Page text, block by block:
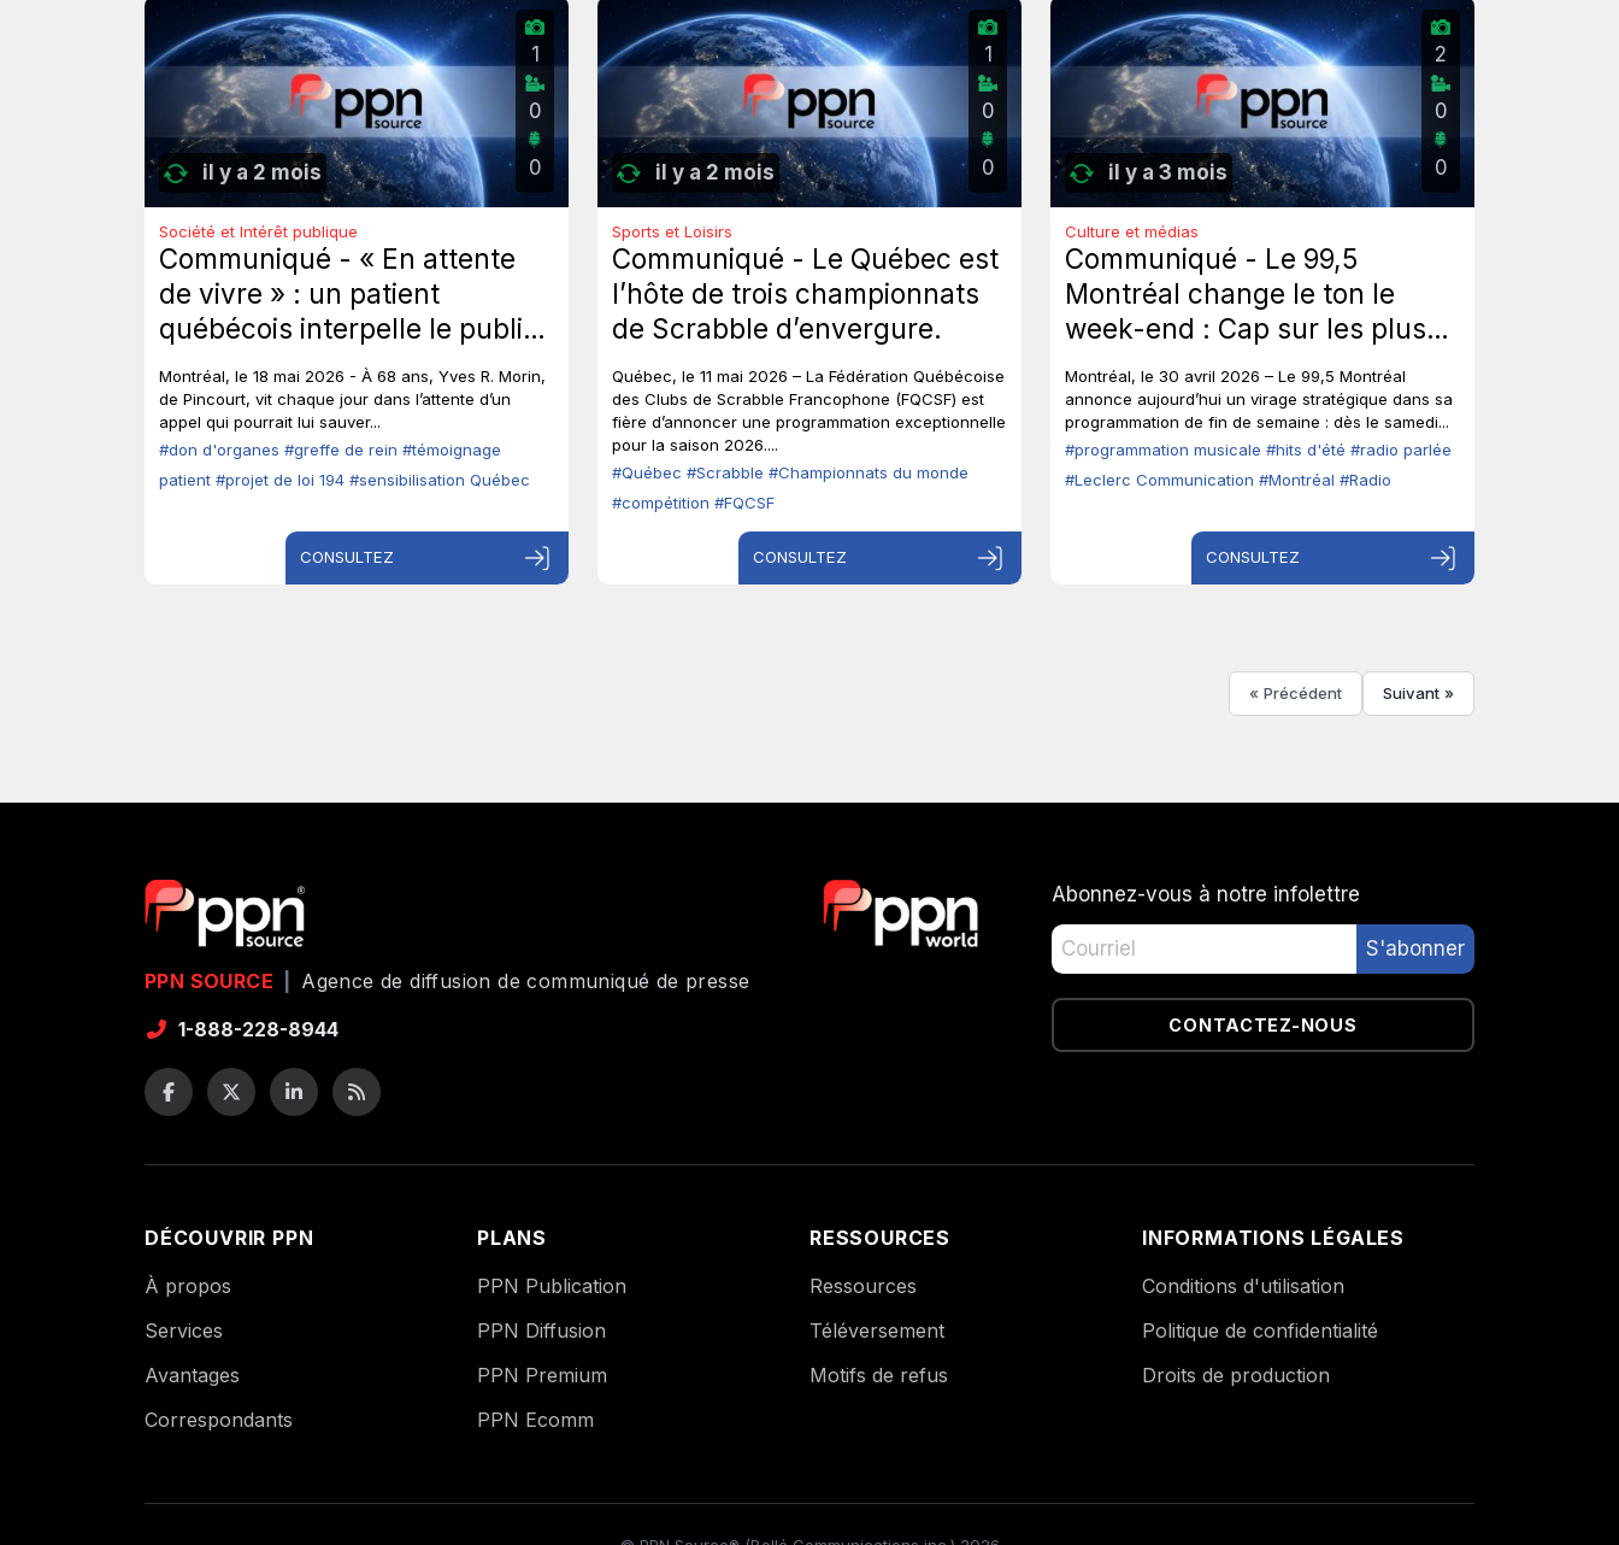
il y a 2 mois
1
0
0
Société et Intérêt publique
Communiqué - « En attente
de vivre » : un patient
québécois interpelle le public
et les élus sur le don
d’organes.
Montréal, le 18 mai 2026 - À 68 ans, Yves R. Morin,
de Pincourt, vit chaque jour dans l’attente d’un
appel qui pourrait lui sauver...
#don d'organes #greffe de rein #témoignage
patient #projet de loi 194 #sensibilisation Québec
CONSULTEZ
il y a 2 mois
1
0
0
Sports et Loisirs
Communiqué - Le Québec est
l’hôte de trois championnats
de Scrabble d’envergure.
Québec, le 11 mai 2026 – La Fédération Québécoise
des Clubs de Scrabble Francophone (FQCSF) est
fière d’annoncer une programmation exceptionnelle
pour la saison 2026....
#Québec #Scrabble #Championnats du monde
#compétition #FQCSF
CONSULTEZ
il y a 3 mois
2
0
0
Culture et médias
Communiqué - Le 99,5
Montréal change le ton le
week-end : Cap sur les plus
gros hits d'été de tous les
temps, sans toucher à ses
voix fortes en semaine.
Montréal, le 30 avril 2026 – Le 99,5 Montréal
annonce aujourd’hui un virage stratégique dans sa
programmation de fin de semaine : dès le samedi...
#programmation musicale #hits d'été #radio parlée
#Leclerc Communication #Montréal #Radio
CONSULTEZ
« Précédent Suivant »
PPN SOURCE
Agence de diffusion de communiqué de presse
1-888-228-8944
Abonnez-vous à notre infolettre
CONTACTEZ-NOUS
DÉCOUVRIR PPN
À propos
Services
Avantages
Correspondants
PLANS
PPN Publication
PPN Diffusion
PPN Premium
PPN Ecomm
RESSOURCES
Ressources
Téléversement
Motifs de refus
INFORMATIONS LÉGALES
Conditions d'utilisation
Politique de confidentialité
Droits de production